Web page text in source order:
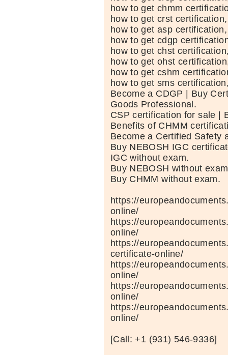
how to get chmm
how to get crst certification,
how to get asp certification,
how to get cdgp
how to get chst
how to get ohst
how to get cshm
how to get sms
Become a CDGP | Buy
Goods Professional.
CSP certification for sale |
Benefits of CHMM
Become a Certified Safety
Buy NEBOSH IGC
IGC without exam.
Buy NEBOSH without
Buy CHMM without exam.
https://
online/
https://
online/
https://
certificate-online/
https://
online/
https://
online/
https://
online/
[Call: +1 (931) 546-9336]